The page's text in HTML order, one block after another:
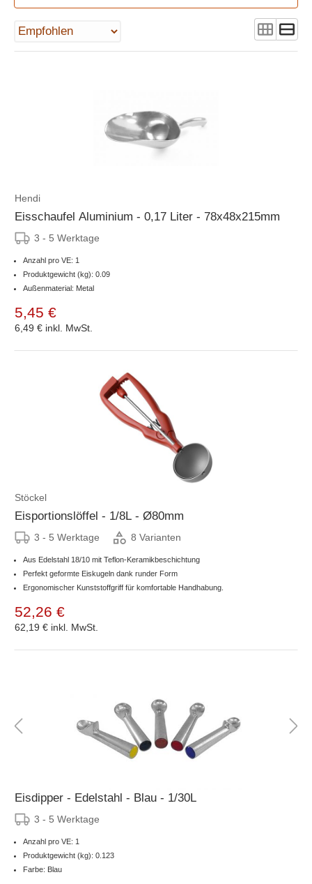
Hendi
Eisschaufel Aluminium - 0,17 Liter - 78x48x215mm
3 - 5 Werktage
Anzahl pro VE: 1
Produktgewicht (kg): 0.09
Außenmaterial: Metal
5,45 €
6,49 € inkl. MwSt.
Stöckel
Eisportionslöffel - 1/8L - Ø80mm
3 - 5 Werktage 8 Varianten
Aus Edelstahl 18/10 mit Teflon-Keramikbeschichtung
Perfekt geformte Eiskugeln dank runder Form
Ergonomischer Kunststoffgriff für komfortable Handhabung.
52,26 €
62,19 € inkl. MwSt.
Eisdipper - Edelstahl - Blau - 1/30L
3 - 5 Werktage
Anzahl pro VE: 1
Produktgewicht (kg): 0.123
Farbe: Blau